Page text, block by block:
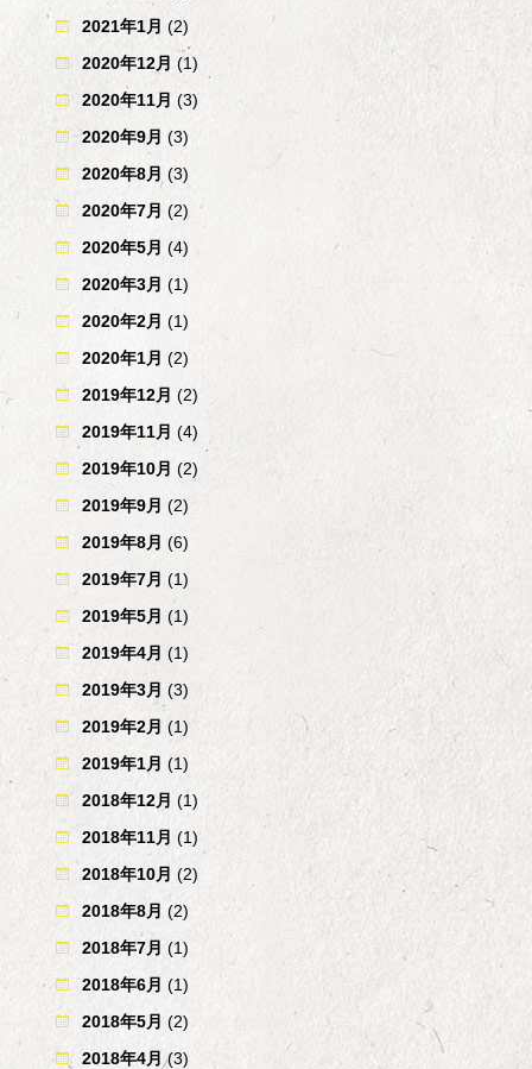
2021年1月 (2)
2020年12月 (1)
2020年11月 (3)
2020年9月 (3)
2020年8月 (3)
2020年7月 (2)
2020年5月 (4)
2020年3月 (1)
2020年2月 (1)
2020年1月 (2)
2019年12月 (2)
2019年11月 (4)
2019年10月 (2)
2019年9月 (2)
2019年8月 (6)
2019年7月 (1)
2019年5月 (1)
2019年4月 (1)
2019年3月 (3)
2019年2月 (1)
2019年1月 (1)
2018年12月 (1)
2018年11月 (1)
2018年10月 (2)
2018年8月 (2)
2018年7月 (1)
2018年6月 (1)
2018年5月 (2)
2018年4月 (3)